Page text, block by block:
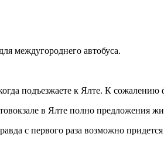
междугороднего автобуса.
подъезжаете к Ялте. К сожалению
в Ялте полно предложения
с первого раза возможно